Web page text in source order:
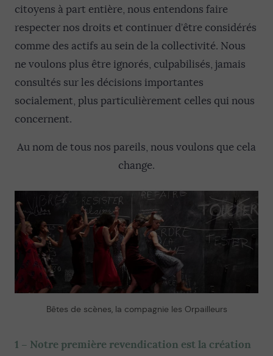
citoyens à part entière, nous entendons faire
respecter nos droits et continuer d’être considérés
comme des actifs au sein de la collectivité. Nous
ne voulons plus être ignorés, culpabilisés, jamais
consultés sur les décisions importantes
socialement, plus particulièrement celles qui nous
concernent.
Au nom de tous nos pareils, nous voulons que cela
change.
Bêtes de scènes, la compagnie les Orpailleurs
1 – Notre première revendication est la création